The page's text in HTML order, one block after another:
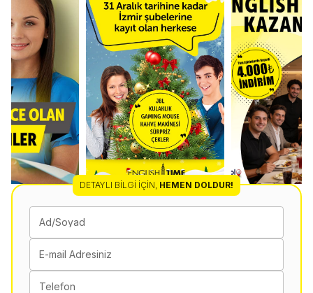
DETAYLI BILGI İÇIN, HEMEN DOLDUR!
Ad/Soyad
E-mail Adresiniz
Telefon